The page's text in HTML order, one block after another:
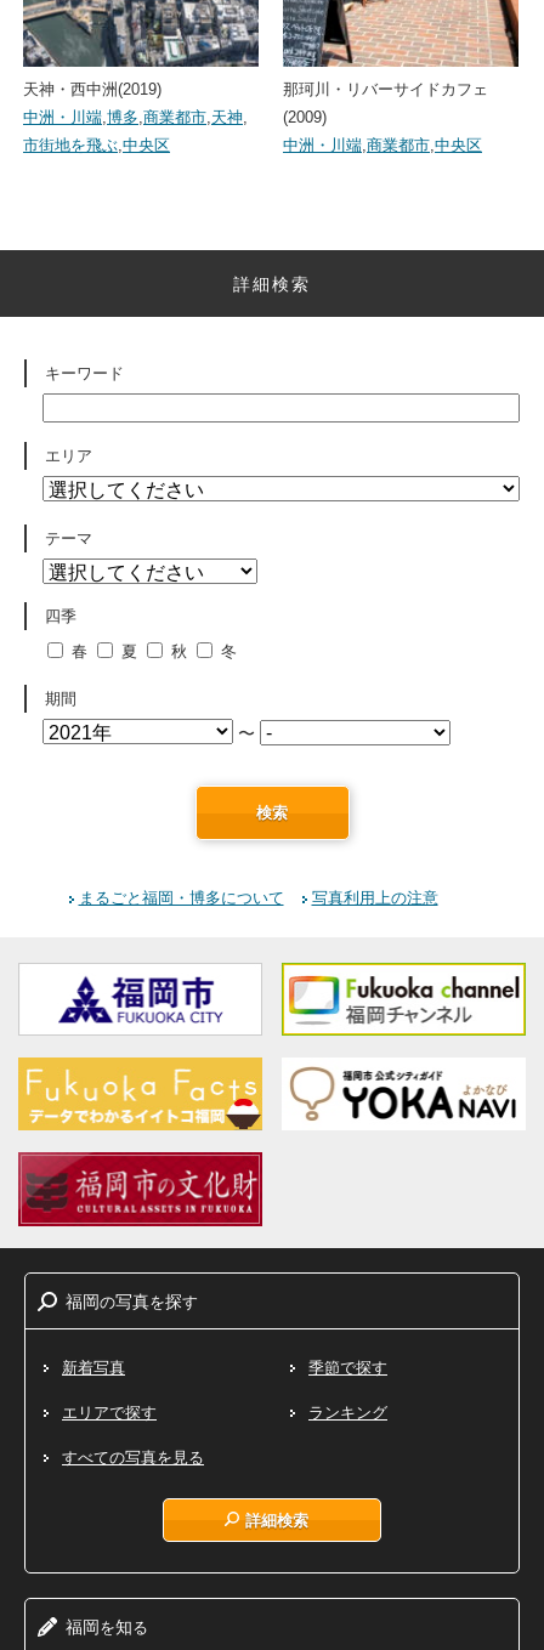
天神・西中洲(2019)
中洲・川端,博多,商業都市,天神,
市街地を飛ぶ,中央区
那珂川・リバーサイドカフェ
(2009)
中洲・川端,商業都市,中央区
詳細検索
キーワード
エリア
テーマ
四季
春
夏 秋 冬
期間
〜
検索
まるごと福岡・博多について 写真利用上の注意
福岡の写真を探す
新着写真 季節で探す
エリアで探す ランキング
すべての写真を見る
詳細検索
福岡を知る